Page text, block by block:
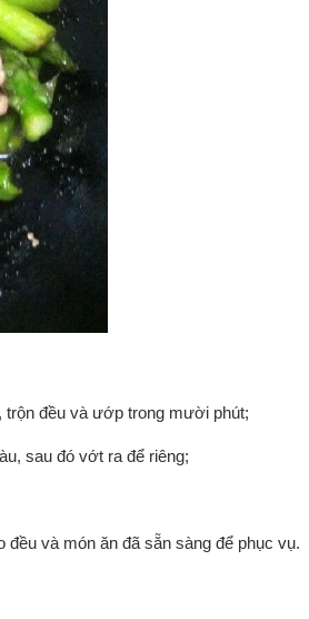
đều và ướp trong mười phút;
sau đó vớt ra để riêng;
và món ăn đã sẵn sàng để phục vụ.